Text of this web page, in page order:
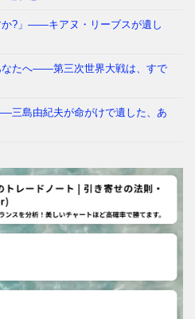
か?」——キアヌ・リーブスが遺し
なたへ——第三次世界大戦は、すで
三島由紀夫が命がけで遺した、あ